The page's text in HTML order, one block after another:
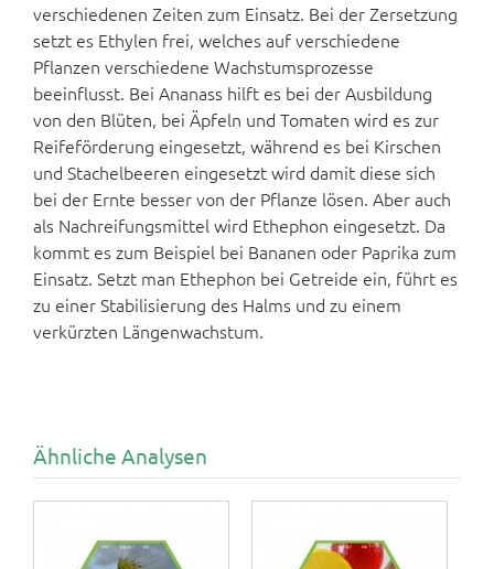
verschiedenen Zeiten zum Einsatz. Bei der Zersetzung
setzt es Ethylen frei, welches auf verschiedene
Pflanzen verschiedene Wachstumsprozesse
beeinflusst. Bei Ananass hilft es bei der Ausbildung
von den Blüten, bei Äpfeln und Tomaten wird es zur
Reifeförderung eingesetzt, während es bei Kirschen
und Stachelbeeren eingesetzt wird damit diese sich
bei der Ernte besser von der Pflanze lösen. Aber auch
als Nachreifungsmittel wird Ethephon eingesetzt. Da
kommt es zum Beispiel bei Bananen oder Paprika zum
Einsatz. Setzt man Ethephon bei Getreide ein, führt es
zu einer Stabilisierung des Halms und zu einem
verkürzten Längenwachstum.
Ähnliche Analysen